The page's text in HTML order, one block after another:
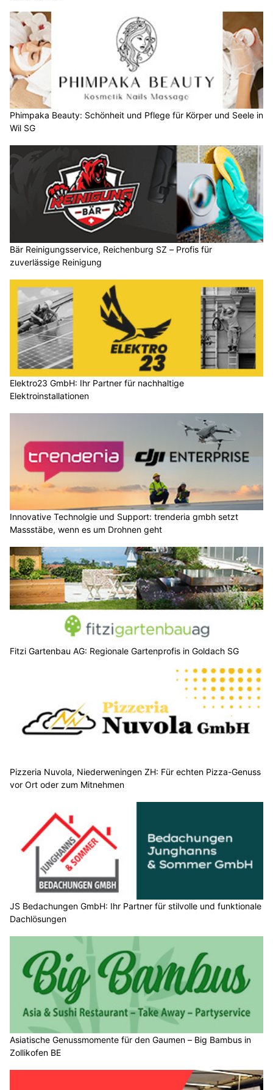
Phimpaka Beauty: Schönheit und Pflege für Körper und Seele in
Wil SG
Bär Reinigungsservice, Reichenburg SZ – Profis für
zuverlässige Reinigung
Elektro23 GmbH: Ihr Partner für nachhaltige
Elektroinstallationen
Innovative Technolgie und Support: trenderia gmbh setzt
Massstäbe, wenn es um Drohnen geht
Fitzi Gartenbau AG: Regionale Gartenprofis in Goldach SG
Pizzeria Nuvola, Niederweningen ZH: Für echten Pizza-Genuss
vor Ort oder zum Mitnehmen
JS Bedachungen GmbH: Ihr Partner für stilvolle und funktionale
Dachlösungen
Asiatische Genussmomente für den Gaumen – Big Bambus in
Zollikofen BE